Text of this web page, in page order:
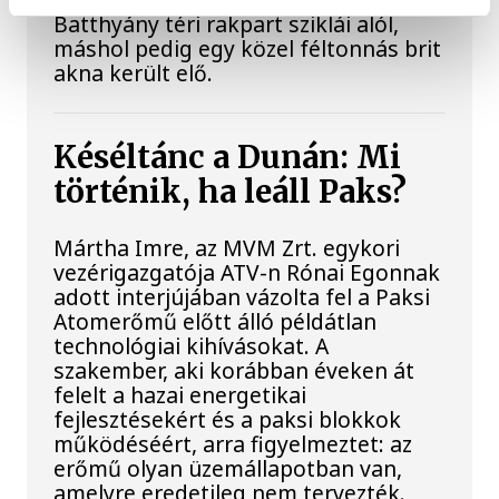
Batthyány téri rakpart sziklái alól,
máshol pedig egy közel féltonnás brit
akna került elő.
Késéltánc a Dunán: Mi
történik, ha leáll Paks?
Mártha Imre, az MVM Zrt. egykori
vezérigazgatója ATV-n Rónai Egonnak
adott interjújában vázolta fel a Paksi
Atomerőmű előtt álló példátlan
technológiai kihívásokat. A
szakember, aki korábban éveken át
felelt a hazai energetikai
fejlesztésekért és a paksi blokkok
működéséért, arra figyelmeztet: az
erőmű olyan üzemállapotban van,
amelyre eredetileg nem tervezték.